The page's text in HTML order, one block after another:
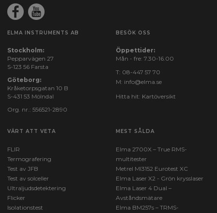
ELMA INSTRUMENTS AB
Stockholm:
Pepparvägen 27
S-123 56 Farsta
Göteborg:
Kråketorpsgatan 10 B
S-431 53 Mölndal
Org. nr.: 556521-2890
BESÖK OSS
Öppettider:
Mån - fre: 7.30-16.00
T: 08-447 57 70
M: info@elma.se
Hitta hit: Kartöversikt
VÄRT ATT VETA
FLIR
Termografering
Test av JFB
Test av solceller
Ultraljudsdetektering
Flicker
Isolationstest
MEST SÅLDA
Elma 2700X – True RMS-
multitester
Metrel MI3152 Eurotest XC
Elma Laser X2 - Grön krysslaser
Elma Laser 4 Dual –
Avståndsmätare
Elma BM257s – TRMS-